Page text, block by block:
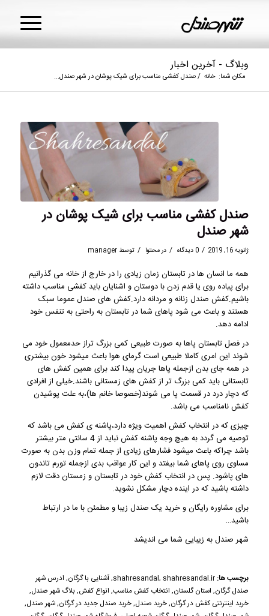
وبلاگ - آخرین اخبار
مکان شما: خانه /صندل کفشی مناسب برای شیک پوشان در شهر صندل...
صندل کفشی مناسب برای شیک پوشان در
شهر صندل
ژانویه 16, 2019 / 0 دیدگاه / درمحتوا / توسط manager
همه ما انسان ها در تابستان زمان زیادی را در خارج از خانه می گذرانیم
برای پیاده روی یا قدم زدن با دوستان و اشنایان باید کفشی مناسب داشته
باشیم.کفش صندلزنانه و مردانه دارد.کفش های صندل عموما سبک
هستند و باعث می شود پاهای شما در تابستان به راحتی به تنفس خود
ادامه دهد.
در فصل تابستان پاها به صورت طبیعی کمی بزرگ تراز حدمعمول خود می
شوند این امری کاملا طبیعی است گرمای هوا باعث میشود خون بیشتری
در همه جای بدن ازجمله پاها جریان پیدا کند برای همین کفش های
تابستانی باید کمی بزرگ تر از کفش های زمستانی باشند.خیلی از افرادی
که دچار درد در قسمت پا می شوند(خصوصا خانم ها)،به علت پوشیدن
کفش نامناسب می باشد.
چیزی که در انتخاب کفش اهمیت ویژه دارد،پاشنه ی کفش می باشد که
توصیه می گردد به هیچ وجه پاشنه کفش نباید از 4 سانتی متر بیشتر
باشد چراکه باعث میشود فشارهای زیادی از جمله تمام وزن بدن به صورت
مساوی روی پاهای شما بیفتد و این کار عواقب بدی ازجمله تورم تاندون
های پاشود. پس در انتخاب کفش خود در تابستان و زمستان دقت لازم
داشته باشید که در اینده دچار مشکل نشوید.
برای مشاوره رایگان و خرید یک صندل زیبا و مطمئن با ما در ارتباط
باشید…
شهر صندلبه زیبایی شما می اندیشد
برچسب ها: shahresandal,shahresandal.ir
,آشنایی با گرگان, ادرس شهر
صندل گرگان, استان گلستان, انتخاب کفش مناسب, انواع کفش, بلاگ شهر صندل,
خرید اینترنتی کفش در گرگان,خرید صندل,خرید صندل جدید در گرگان,شهر صندل,